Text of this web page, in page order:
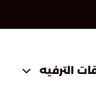
الترفيه